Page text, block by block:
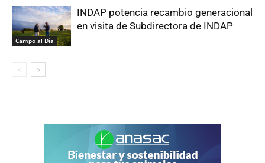
Campo al Día
INDAP potencia recambio generacional
en visita de Subdirectora de INDAP